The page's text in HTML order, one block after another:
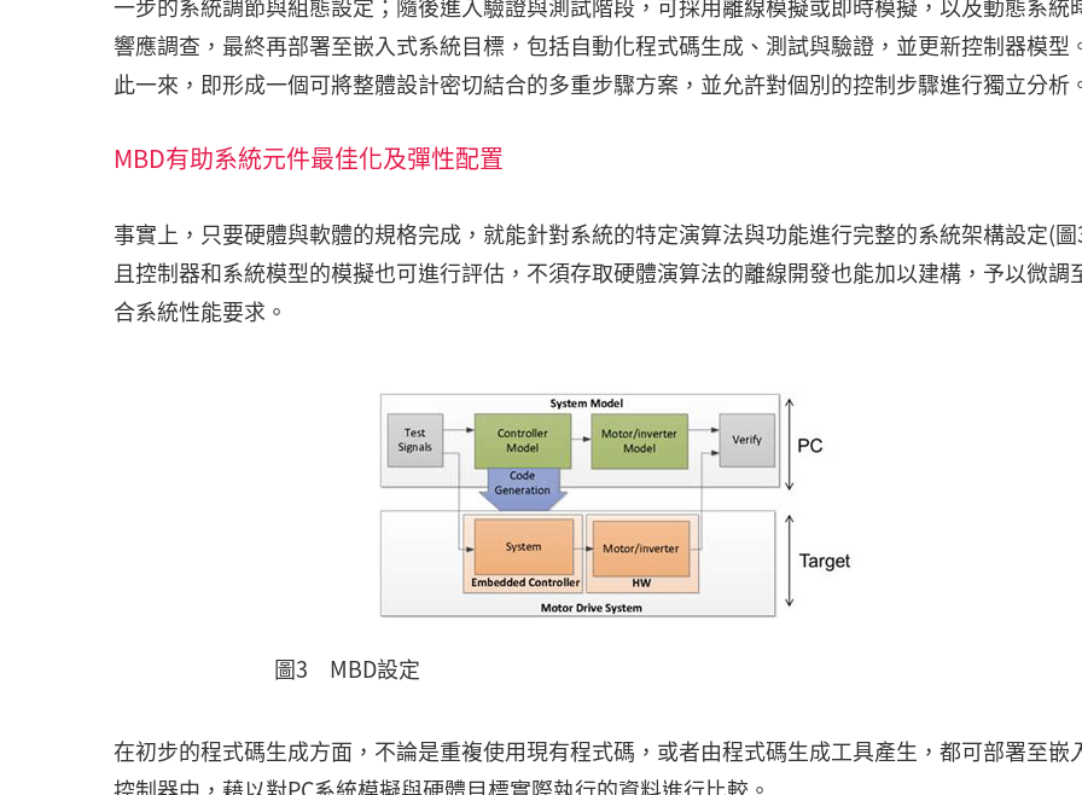
一步的系統調節與組態設定；隨後進入驗證與測試階段，可採用離線模擬或即時模擬，以及動態系統
響應調查，最終再部署至嵌入式系統目標，包括自動化程式碼生成、測試與驗證，並更新控制器模型
此一來，即形成一個可將整體設計密切結合的多重步驟方案，並允許對個別的控制步驟進行獨立分析
MBD有助系統元件最佳化及彈性配置
事實上，只要硬體與軟體的規格完成，就能針對系統的特定演算法與功能進行完整的系統架構設定(
且控制器和系統模型的模擬也可進行評估，不須存取硬體演算法的離線開發也能加以建構，予以微調
合系統性能要求。
圖3 MBD設定
在初步的程式碼生成方面，不論是重複使用現有程式碼，或者由程式碼生成工具產生，都可部署至嵌